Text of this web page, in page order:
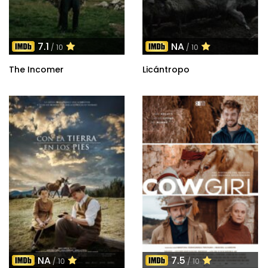
7.1 / 10
The Incomer
NA / 10
Licántropo
NA / 10 7.5/ 10